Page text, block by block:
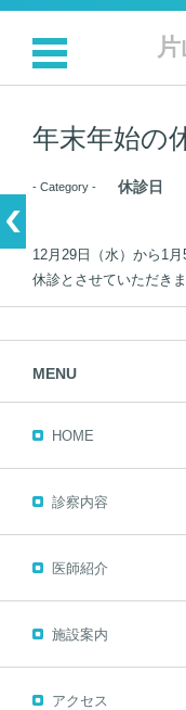
コンテンツに移動
年末年始の
- Category - 休診日
12月29日（水）から1
休診とさせていただきま
MENU
HOME
診察内容
医師紹介
施設案内
アクセス